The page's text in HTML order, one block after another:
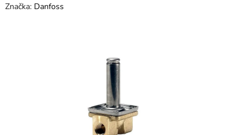
hodnocení
Značka: Danfoss